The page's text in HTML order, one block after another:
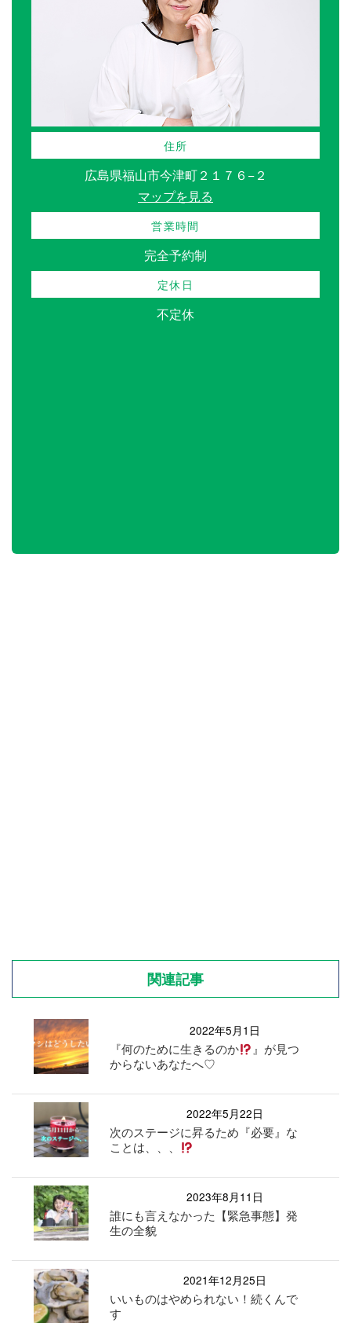
住所
広島県福山市今津町２１７６−２
マップを見る
営業時間
完全予約制
定休日
不定休
関連記事
2022年5月1日
『何のために生きるのか
』が見つ
からないあなたへ♡
2022年5月22日
次のステージに昇るため『必要』な
ことは、、、
2023年8月11日
誰にも言えなかった【緊急事態】発
生の全貌
2021年12月25日
いいものはやめられない！続くんで
す